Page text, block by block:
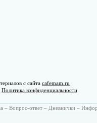
с сайта cafemam.ru
Политика конфиденциальности
– Вопрос-ответ – Дневнички –